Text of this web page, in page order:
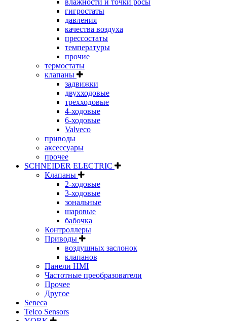
влажности и точки росы
гигростаты
давления
качества воздуха
прессостаты
температуры
прочие
термостаты
клапаны
задвижки
двухходовые
трехходовые
4-ходовые
6-ходовые
Valveco
приводы
аксессуары
прочее
SCHNEIDER ELECTRIC
Клапаны
2-ходовые
3-ходовые
зональные
шаровые
бабочка
Контроллеры
Приводы
воздушных заслонок
клапанов
Панели HMI
Частотные преобразователи
Прочее
Другое
Seneca
Telco Sensors